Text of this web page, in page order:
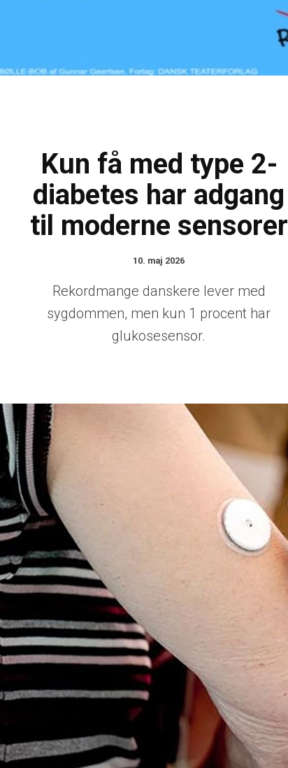
Kun få med type 2-
diabetes har adgang
til moderne sensorer
10. maj 2026
Rekordmange danskere lever med
sygdommen, men kun 1 procent har
glukosesensor.